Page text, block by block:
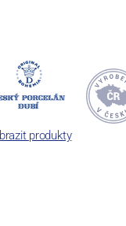
produkty